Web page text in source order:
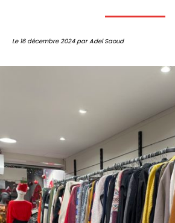
Le 16 décembre 2024 par Adel Saoud